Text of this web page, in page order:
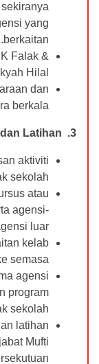
yang
berkaitan.
Falak &
Hilal.
dan
berkala.
3. Unit Pendidikan dan Latihan
aktiviti
sekolah.
atau
agensi-
luar.
kelab
semasa.
agensi
program
sekolah.
latihan
Mufti